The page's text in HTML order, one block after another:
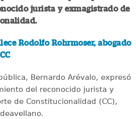
jurista y exmagistrado de
Rodolfo Rohrmoser, abogado
Bernardo Arévalo, expresó
del reconocido jurista y
de Constitucionalidad (CC),